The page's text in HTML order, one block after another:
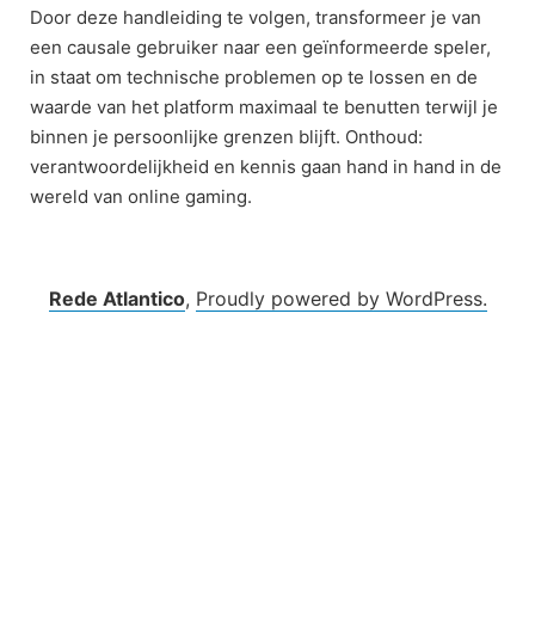
Door deze handleiding te volgen, transformeer je van
een causale gebruiker naar een geïnformeerde speler,
in staat om technische problemen op te lossen en de
waarde van het platform maximaal te benutten terwijl je
binnen je persoonlijke grenzen blijft. Onthoud:
verantwoordelijkheid en kennis gaan hand in hand in de
wereld van online gaming.
Rede Atlantico, Proudly powered by WordPress.